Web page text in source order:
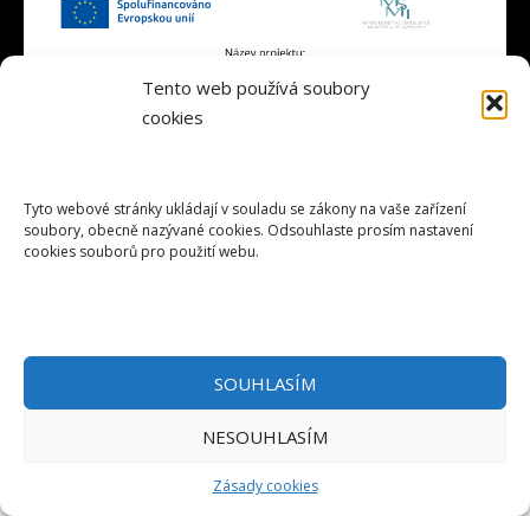
Tento web používá soubory
cookies
Tyto webové stránky ukládají v souladu se zákony na vaše zařízení
soubory, obecně nazývané cookies. Odsouhlaste prosím nastavení
cookies souborů pro použití webu.
SOUHLASÍM
NESOUHLASÍM
Zásady cookies